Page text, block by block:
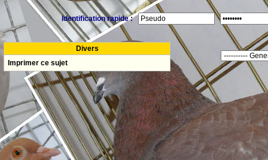
Identification rapide :
Divers
Imprimer ce sujet